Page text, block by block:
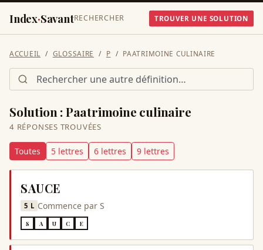
Index·SavantRECHERCHER TROUVER UNE SOLUTION
ACCUEIL GLOSSAIRE P PAATRIMOINE CULINAIRE
Solution : Paatrimoine culinaire
4 RÉPONSES TROUVÉES
Toutes 5 lettres 6 lettres 9 lettres
SAUCE
5 L Commence parS
S A U C E